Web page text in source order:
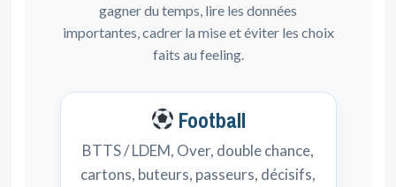
gagner du temps, lire les données
importantes, cadrer la mise et éviter les choix
faits au feeling.
Football
BTTS / LDEM, Over, double chance,
cartons, buteurs, passeurs, décisifs,